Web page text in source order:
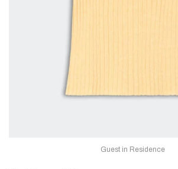
Guest in Residence